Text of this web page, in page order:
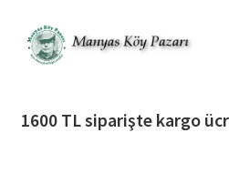
Dolaşıma
geç
İçeriğe
geç
1600 TL siparişte kargo